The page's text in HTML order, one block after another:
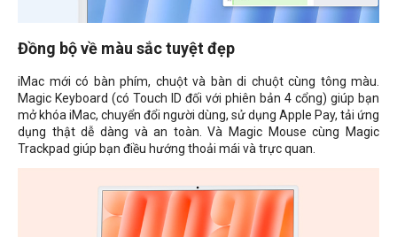
Đồng bộ về màu sắc tuyệt đẹp
iMac mới có bàn phím, chuột và bàn di chuột cùng tông màu.
Magic Keyboard (có Touch ID đối với phiên bản 4 cổng) giúp bạn
mở khóa iMac, chuyển đổi người dùng, sử dụng Apple Pay, tải ứng
dụng thật dễ dàng và an toàn. Và Magic Mouse cùng Magic
Trackpad giúp bạn điều hướng thoải mái và trực quan.